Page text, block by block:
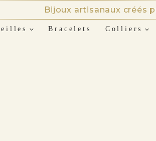
Bijoux artisanaux créés
Bracelets Colliers